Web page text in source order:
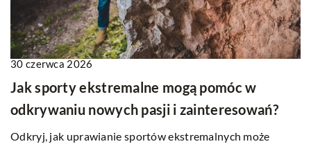
30 czerwca 2026
Jak sporty ekstremalne mogą pomóc w
odkrywaniu nowych pasji i zainteresowań?
Odkryj, jak uprawianie sportów ekstremalnych może